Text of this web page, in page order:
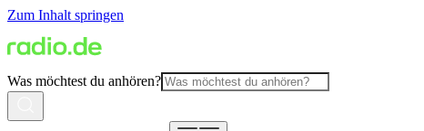
Zum Inhalt springen
Was möchtest du anhören?